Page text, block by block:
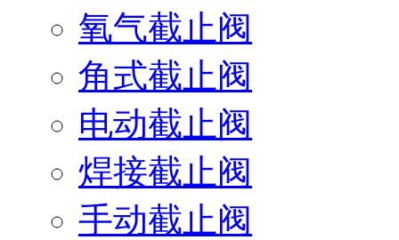
氧气截止阀
角式截止阀
电动截止阀
焊接截止阀
手动截止阀